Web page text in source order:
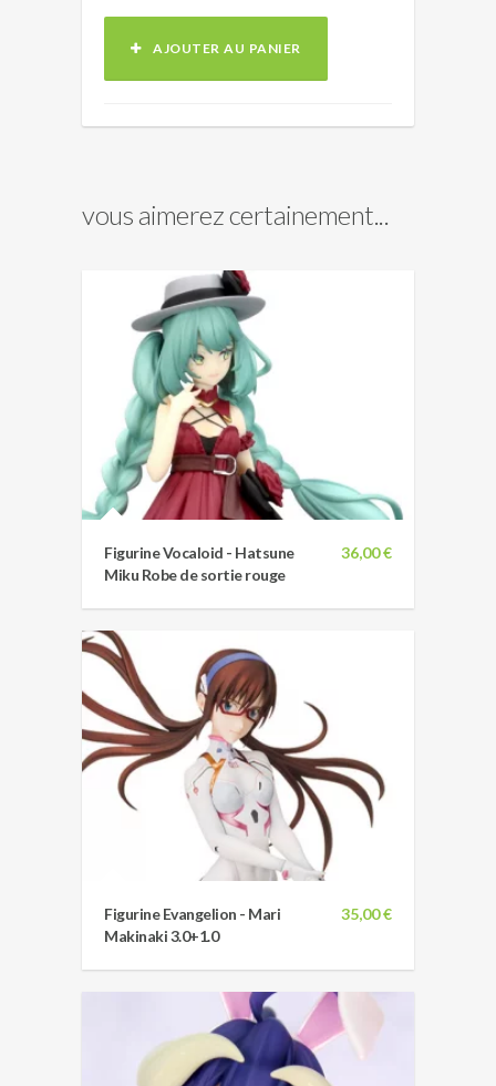
AJOUTER AU PANIER
vous aimerez certainement...
36,00 €
Figurine Vocaloid - Hatsune
Miku Robe de sortie rouge
35,00 €
Figurine Evangelion - Mari
Makinaki 3.0+1.0